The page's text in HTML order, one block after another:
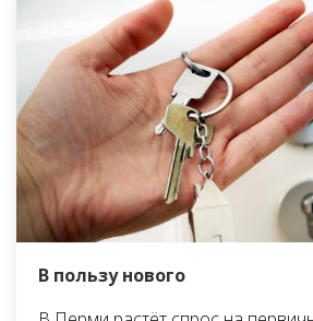
В пользу нового